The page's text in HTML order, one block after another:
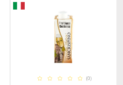
(0)